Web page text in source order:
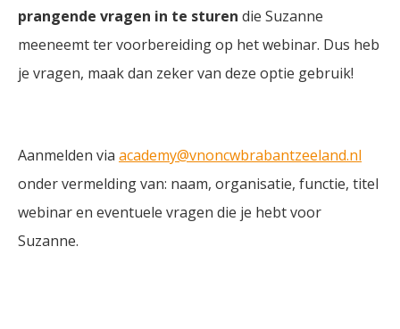
prangende vragen in te sturen die Suzanne
meeneemt ter voorbereiding op het webinar. Dus heb
je vragen, maak dan zeker van deze optie gebruik!
Aanmelden via academy@vnoncwbrabantzeeland.nl
onder vermelding van: naam, organisatie, functie, titel
webinar en eventuele vragen die je hebt voor
Suzanne.